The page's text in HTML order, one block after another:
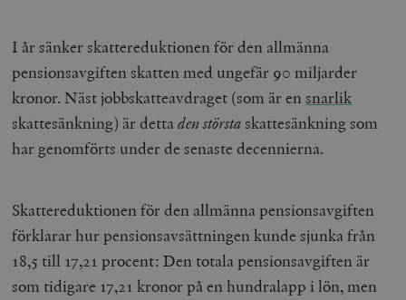
I år sänker skattereduktionen för den allmänna
pensionsavgiften skatten med ungefär 90 miljarder
kronor. Näst jobbskatteavdraget (som är en snarlik
skattesänkning) är dettaden största skattesänkning som
har genomförts under de senaste decennierna.
Skattereduktionen för den allmänna pensionsavgiften
förklarar hur pensionsavsättningen kunde sjunka från
18,5 till 17,21 procent: Den totala pensionsavgiften är
som tidigare 17,21 kronor på en hundralapp i lön, men